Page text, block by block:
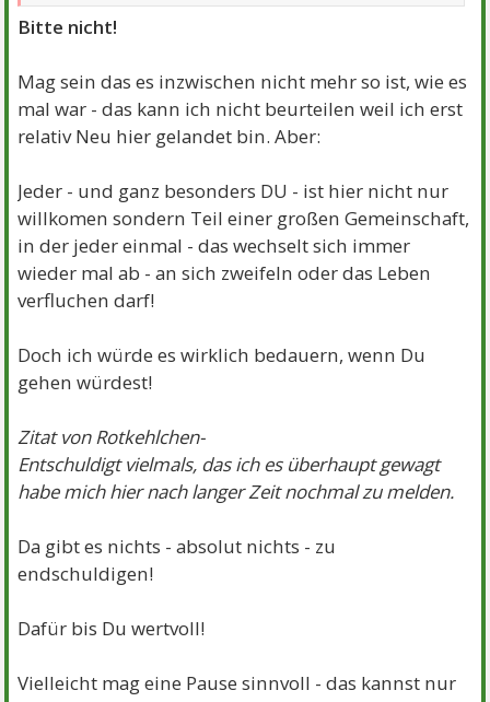
Bitte nicht!
Mag sein das es inzwischen nicht mehr so ist, wie es
mal war - das kann ich nicht beurteilen weil ich erst
relativ Neu hier gelandet bin. Aber:
Jeder - und ganz besonders DU - ist hier nicht nur
willkomen sondern Teil einer großen Gemeinschaft,
in der jeder einmal - das wechselt sich immer
wieder mal ab - an sich zweifeln oder das Leben
verfluchen darf!
Doch ich würde es wirklich bedauern, wenn Du
gehen würdest!
Zitat von Rotkehlchen-
Entschuldigt vielmals, das ich es überhaupt gewagt
habe mich hier nach langer Zeit nochmal zu melden.
Da gibt es nichts - absolut nichts - zu
endschuldigen!
Dafür bis Du wertvoll!
Vielleicht mag eine Pause sinnvoll - das kannst nur